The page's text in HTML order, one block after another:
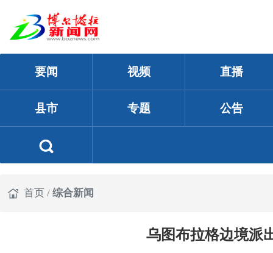
要闻 视频 直播
县市 专题 公告
首页/综合新闻
乌图布拉格边境派